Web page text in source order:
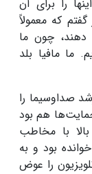
را برای آن
که معمولاً
دهند، چون ما
ما مافیا بلد
صداوسیما را
هم بود
با مخاطب
بود و به
را عوض